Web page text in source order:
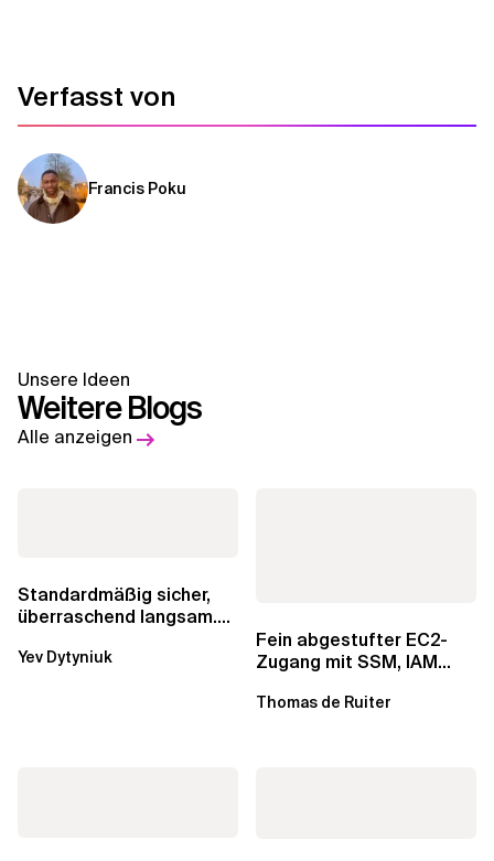
Verfasst von
Francis Poku
Unsere Ideen
Weitere Blogs
Alle anzeigen
Standardmäßig sicher,
überraschend langsam.
über die RDS...
Yev Dytyniuk
Fein abgestufter EC2-
Zugang mit SSM, IAM
Thomas de Ruiter